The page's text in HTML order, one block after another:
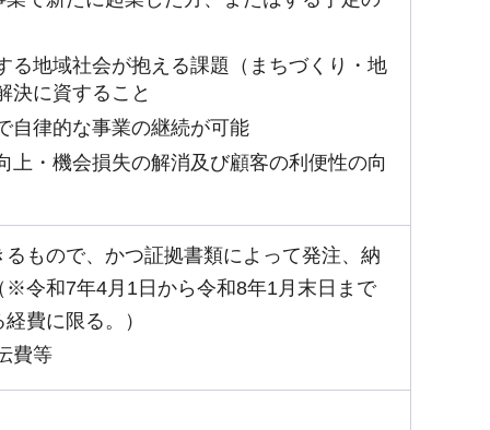
地域社会が抱える課題（まちづくり・地
決に資すること
律的な事業の継続が可能
・機会損失の解消及び顧客の利便性の向
もので、かつ証拠書類によって発注、納
令和7年4月1日から令和8年1月末日まで
費に限る。）
費等